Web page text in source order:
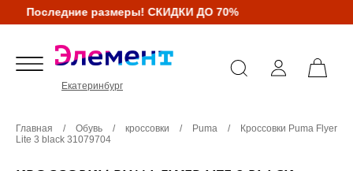
Последние размеры! СКИДКИ ДО 70%
Екатеринбург
Главная / Обувь / кроссовки / Puma /
Кроссовки Puma Flyer
Lite 3 black 31079704